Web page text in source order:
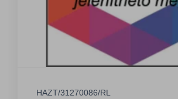
HAZT/31270086/RL